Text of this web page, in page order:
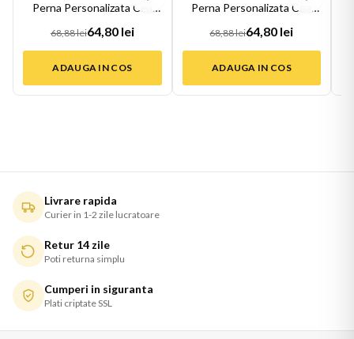
Perna Personalizata Cea
68,88 lei64,80 lei
ADAUGA IN COS
Perna Personalizata Cea
68,88 lei64,80 lei
ADAUGA IN COS
Livrare rapida
Curier in 1-2 zile lucratoare
Retur 14 zile
Poti returna simplu
Cumperi in siguranta
Plati criptate SSL